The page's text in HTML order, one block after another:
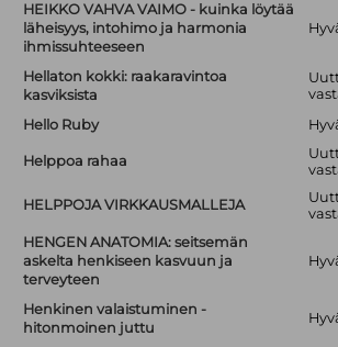
HEIKKO VAHVA VAIMO - kuinka löytää
läheisyys, intohimo ja harmonia
ihmissuhteeseen
Hellaton kokki: raakaravintoa
kasviksista
Hello Ruby
Helppoa rahaa
HELPPOJA VIRKKAUSMALLEJA
HENGEN ANATOMIA: seitsemän
askelta henkiseen kasvuun ja
terveyteen
Henkinen valaistuminen -
hitonmoinen juttu